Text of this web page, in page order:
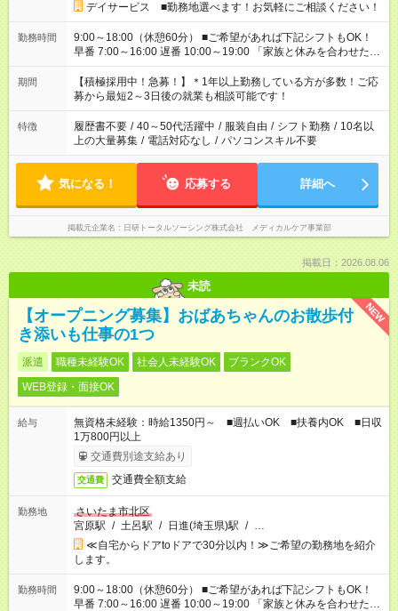
デイサービス ■勤務地選べます！お気軽にご相談ください！
勤務時間
9:00～18:00（休憩60分） ■ご希望があれば下記シフトもOK！
早番 7:00～16:00 遅番 10:00～19:00 「家族と休みを合わせた
い」 「余裕を持って夕飯の準備がしたい」 「できれば残業はし
たくない」 など、ご希望を教えてくださいね。 ※Wワーク希望
の方へ 今ご覧のお仕事で希望する勤務時間と、もう1つのお仕事
の勤務時間。 合計で週40時間を超える場合は応募できません。
期間
【積極採用中！急募！】＊1年以上勤務している方が多数！ご応
募から最短2～3日後の就業も相談可能です！
特徴 履歴書不要 / 40～50代活躍中 / 服装自由 / シフト勤務 / 10名以
上の大量募集 / 電話対応なし / パソコンスキル不要
気になる！ 応募する 詳細へ
掲載元企業名 日研トータルソーシング株式会社 メディカルケア事業部
掲載日：2026.08.06
未読
NEW
【オープニング募集】おばあちゃんのお散歩付
き添いも仕事の1つ
派遣 職種未経験OK 社会人未経験OK
ブランクOK
WEB登録・面接OK
給与
無資格未経験：時給1350円～ ■週払いOK ■扶養内OK ■日収
1万800円以上
交通費別途支給あり
交通費 交通費全額支給
勤務地
さいたま市北区
宮原駅 / 土呂駅 / 日進(埼玉県)駅 / …
≪自宅からドアtoドアで30分以内！≫ご希望の勤務地を紹介
します。
勤務時間
9:00～18:00（休憩60分） ■ご希望があれば下記シフトもOK！
早番 7:00～16:00 遅番 10:00～19:00 「家族と休みを合わせた